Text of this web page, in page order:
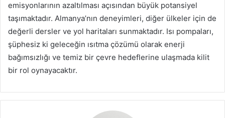
emisyonlarının azaltılması açısından büyük potansiyel
taşımaktadır. Almanya’nın deneyimleri, diğer ülkeler için de
değerli dersler ve yol haritaları sunmaktadır. Isı pompaları,
şüphesiz ki geleceğin ısıtma çözümü olarak enerji
bağımsızlığı ve temiz bir çevre hedeflerine ulaşmada kilit
bir rol oynayacaktır.